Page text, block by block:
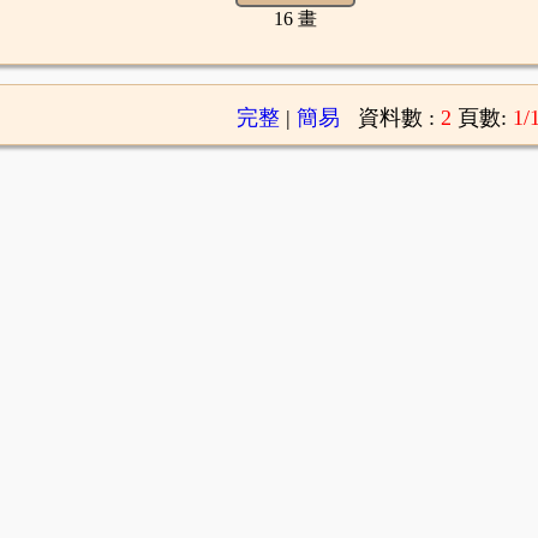
16 畫
完整| 簡易 資料數 : 2 頁數: 1/